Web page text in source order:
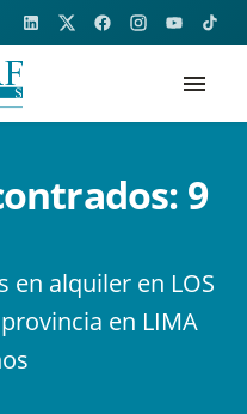
menu
9
en alquiler en LOS
en LIMA